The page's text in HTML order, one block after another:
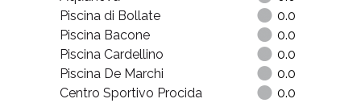
Piscina di Bollate
0.0
Piscina Bacone
0.0
Piscina Cardellino
0.0
Piscina De Marchi
0.0
Centro Sportivo Procida
0.0